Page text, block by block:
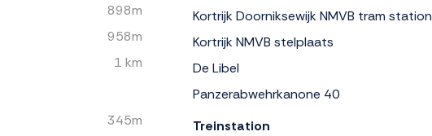
898m
958m
1 km
345m
Kortrijk Doorniksewijk NMVB tram station
Kortrijk NMVB stelplaats
De Libel
Panzerabwehrkanone 40
Treinstation